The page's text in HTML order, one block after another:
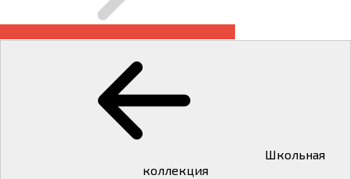
коллекция